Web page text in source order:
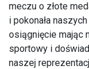
meczu o złote
i pokonała
osiągnięcie mając
sportowy i
naszej